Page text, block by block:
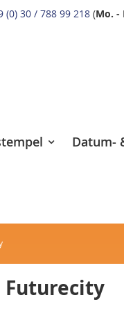
(0) 30 / 788 99 218 (Mo. -
Datum-
Futurecity